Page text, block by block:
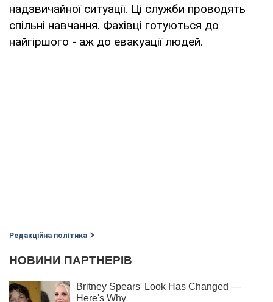
надзвичайної ситуації. Ці служби проводять
спільні навчання. Фахівці готуються до
найгіршого - аж до евакуації людей.
Редакційна політика